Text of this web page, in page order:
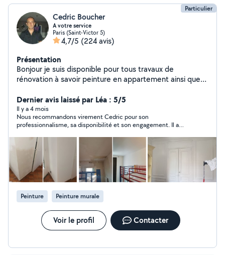
Particulier
Cedric Boucher
A votre service
Paris (Saint-Victor 5)
4,7/5 (224 avis)
Présentation
Bonjour je suis disponible pour tous travaux de
rénovation à savoir peinture en appartement ainsi que
bricoles également. Remise en état de salle de bain ou
cuisine. j'attend vos propositions avec grand plaisir
bonne journée à vous ;) n'hésitez pas a me contacter
téléphoniquement car il se peut que votre demande
soit hors de ma zone
Dernier avis laissé par Léa : 5/5
Il y a 4 mois
Nous recommandons virement Cedric pour son
professionnalisme, sa disponibilité et son engagement. Il a
notre chambre qui présentait du moisi.
Peinture Peinture murale
Voir le profil Contacter